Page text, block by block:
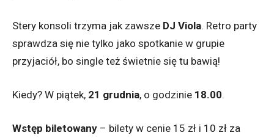
Stery konsoli trzyma jak zawsze DJ Viola. Retro party
sprawdza się nie tylko jako spotkanie w grupie
przyjaciół, bo single też świetnie się tu bawią!
Kiedy? W piątek, 21 grudnia, o godzinie 18.00.
Wstęp biletowany – bilety w cenie 15 zł i 10 zł za